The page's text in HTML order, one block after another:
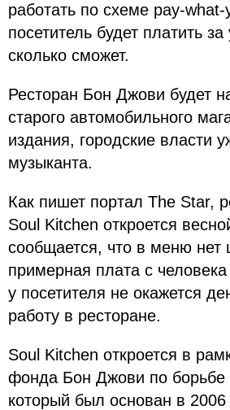
работать по схеме pay-
посетитель будет платить
сколько сможет.
Ресторан Бон Джови будет
старого автомобильного
издания, городские власти
музыканта.
Как пишет портал The Star,
Soul Kitchen откроется
сообщается, что в меню нет
примерная плата с
у посетителя не окажется
работу в ресторане.
Soul Kitchen откроется в
фонда Бон Джови по борьбе
который был основан в